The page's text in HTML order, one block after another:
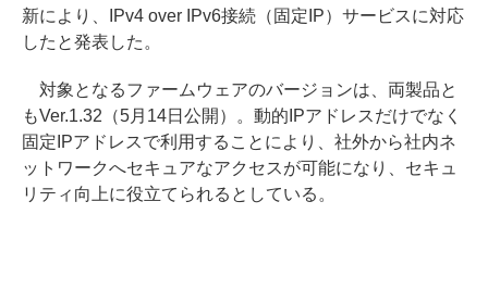
新により、IPv4 over IPv6接続（固定IP）サービスに対応
したと発表した。
対象となるファームウェアのバージョンは、両製品と
もVer.1.32（5月14日公開）。動的IPアドレスだけでなく
固定IPアドレスで利用することにより、社外から社内ネ
ットワークへセキュアなアクセスが可能になり、セキュ
リティ向上に役立てられるとしている。